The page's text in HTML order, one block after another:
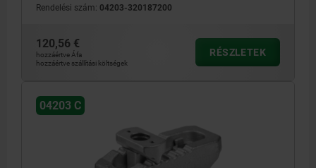
Rendelési szám: 04203-320187200
120,56 €
hozzáértve Áfa
hozzáértve szállítási költségek
RÉSZLETEK
04203 C